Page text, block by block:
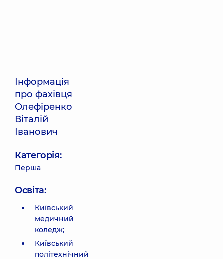
Інформація
про фахівця
Олефіренко
Віталій
Іванович
Категорія:
Перша
Освіта:
Київський
медичний
коледж;
Київський
політехнічний